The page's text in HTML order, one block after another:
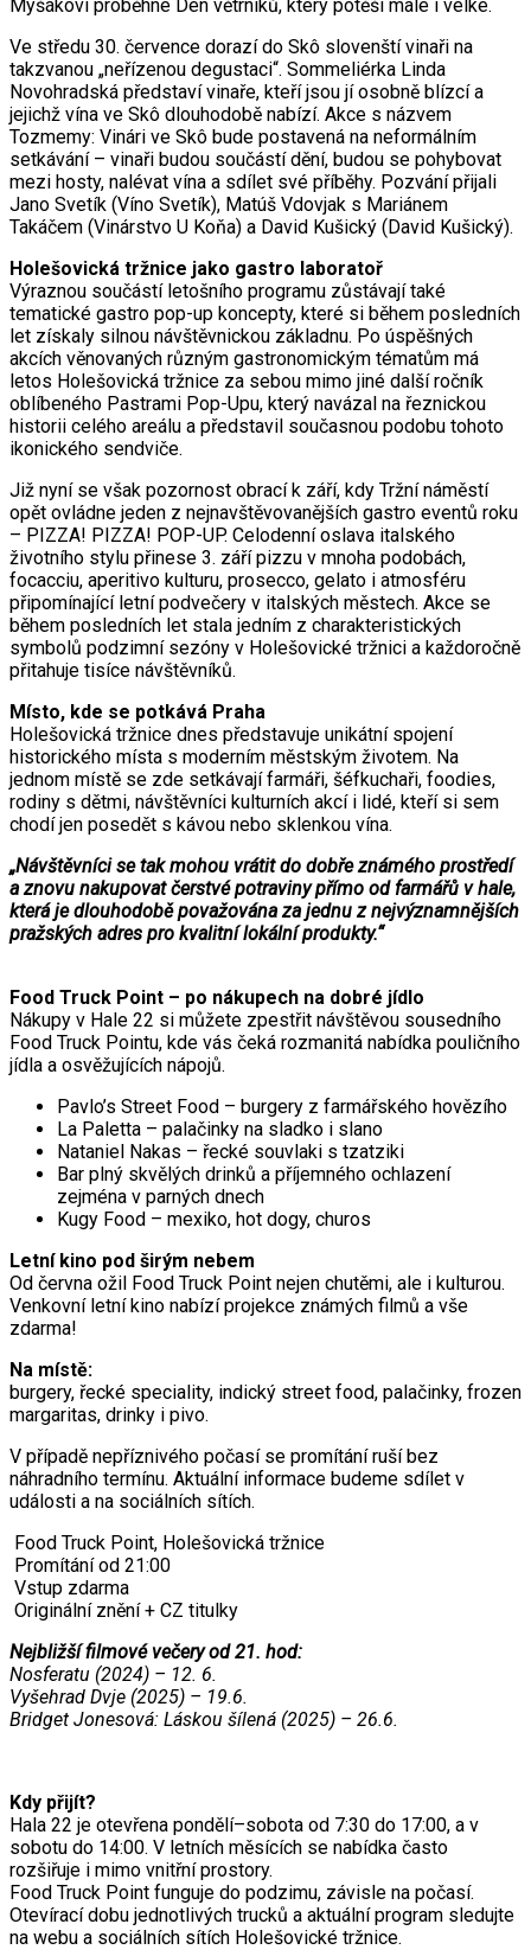
Myšákovi proběhne Den větrníků, který potěší malé i velké.
Ve středu 30. července dorazí do Skô slovenští vinaři na
takzvanou „neřízenou degustaci“. Sommeliérka Linda
Novohradská představí vinaře, kteří jsou jí osobně blízcí a
jejichž vína ve Skô dlouhodobě nabízí. Akce s názvem
Tozmemy: Vinári ve Skô bude postavená na neformálním
setkávání – vinaři budou součástí dění, budou se pohybovat
mezi hosty, nalévat vína a sdílet své příběhy. Pozvání přijali
Jano Svetík (Víno Svetík), Matúš Vdovjak s Mariánem
Takáčem (Vinárstvo U Koňa) a David Kušický (David Kušický).
Holešovická tržnice jako gastro laboratoř
Výraznou součástí letošního programu zůstávají také
tematické gastro pop-up koncepty, které si během posledních
let získaly silnou návštěvnickou základnu. Po úspěšných
akcích věnovaných různým gastronomickým tématům má
letos Holešovická tržnice za sebou mimo jiné další ročník
oblíbeného Pastrami Pop-Upu, který navázal na řeznickou
historii celého areálu a představil současnou podobu tohoto
ikonického sendviče.
Již nyní se však pozornost obrací k září, kdy Tržní náměstí
opět ovládne jeden z nejnavštěvovanějších gastro eventů roku
– PIZZA! PIZZA! POP-UP. Celodenní oslava italského
životního stylu přinese 3. září pizzu v mnoha podobách,
focacciu, aperitivo kulturu, prosecco, gelato i atmosféru
připomínající letní podvečery v italských městech. Akce se
během posledních let stala jedním z charakteristických
symbolů podzimní sezóny v Holešovické tržnici a každoročně
přitahuje tisíce návštěvníků.
Místo, kde se potkává Praha
Holešovická tržnice dnes představuje unikátní spojení
historického místa s moderním městským životem. Na
jednom místě se zde setkávají farmáři, šéfkuchaři, foodies,
rodiny s dětmi, návštěvníci kulturních akcí i lidé, kteří si sem
chodí jen posedět s kávou nebo sklenkou vína.
„Návštěvníci se tak mohou vrátit do dobře známého prostředí
a znovu nakupovat čerstvé potraviny přímo od farmářů v hale,
která je dlouhodobě považována za jednu z nejvýznamnějších
pražských adres pro kvalitní lokální produkty.“
Food Truck Point – po nákupech na dobré jídlo
Nákupy v Hale 22 si můžete zpestřit návštěvou sousedního
Food Truck Pointu, kde vás čeká rozmanitá nabídka pouličního
jídla a osvěžujících nápojů.
Pavlo’s Street Food – burgery z farmářského hovězího
La Paletta – palačinky na sladko i slano
Nataniel Nakas – řecké souvlaki s tzatziki
Bar plný skvělých drinků a příjemného ochlazení
zejména v parných dnech
Kugy Food – mexiko, hot dogy, churos
Letní kino pod širým nebem
Od června ožil Food Truck Point nejen chutěmi, ale i kulturou.
Venkovní letní kino nabízí projekce známých filmů a vše
zdarma!
Na místě:
burgery, řecké speciality, indický street food, palačinky, frozen
margaritas, drinky i pivo.
V případě nepříznivého počasí se promítání ruší bez
náhradního termínu. Aktuální informace budeme sdílet v
události a na sociálních sítích.
Food Truck Point, Holešovická tržnice
Promítání od 21:00
Vstup zdarma
Originální znění + CZ titulky
Nejbližší filmové večery od 21. hod:
Nosferatu (2024) – 12. 6.
Vyšehrad Dvje (2025) – 19.6.
Bridget Jonesová: Láskou šílená (2025) – 26.6.
Kdy přijít?
Hala 22 je otevřena pondělí–sobota od 7:30 do 17:00, a v
sobotu do 14:00. V letních měsících se nabídka často
rozšiřuje i mimo vnitřní prostory.
Food Truck Point funguje do podzimu, závisle na počasí.
Otevírací dobu jednotlivých trucků a aktuální program sledujte
na webu a sociálních sítích Holešovické tržnice.